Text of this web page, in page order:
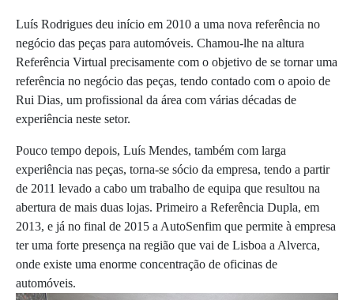
Luís Rodrigues deu início em 2010 a uma nova referência no
negócio das peças para automóveis. Chamou‐lhe na altura
Referência Virtual precisamente com o objetivo de se tornar uma
referência no negócio das peças, tendo contado com o apoio de
Rui Dias, um profissional da área com várias décadas de
experiência neste setor.
Pouco tempo depois, Luís Mendes, também com larga
experiência nas peças, torna‐se sócio da empresa, tendo a partir
de 2011 levado a cabo um trabalho de equipa que resultou na
abertura de mais duas lojas. Primeiro a Referência Dupla, em
2013, e já no final de 2015 a AutoSenfim que permite à empresa
ter uma forte presença na região que vai de Lisboa a Alverca,
onde existe uma enorme concentração de oficinas de
automóveis.